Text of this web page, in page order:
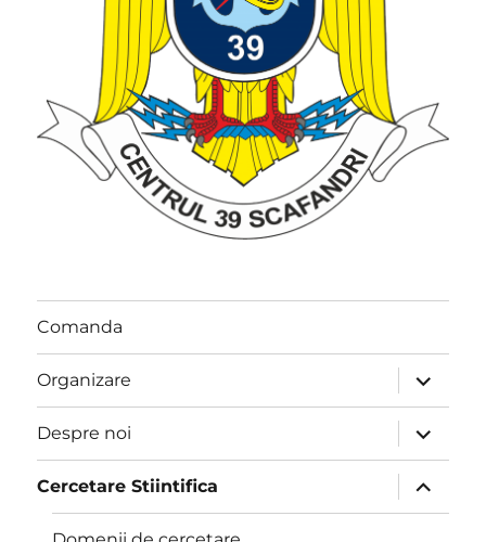
Comanda
Organizare
extinde
meniul
copil
Despre noi
extinde
meniul
copil
Cercetare Stiintifica
extinde
meniul
copil